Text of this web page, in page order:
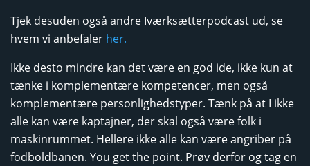
Tjek desuden også andre Iværksætterpodcast ud, se
hvem vi anbefaler her.
Ikke desto mindre kan det være en god ide, ikke kun at
tænke i komplementære kompetencer, men også
komplementære personlighedstyper. Tænk på at I ikke
alle kan være kaptajner, der skal også være folk i
maskinrummet. Hellere ikke alle kan være angriber på
fodboldbanen. You get the point. Prøv derfor og tag en